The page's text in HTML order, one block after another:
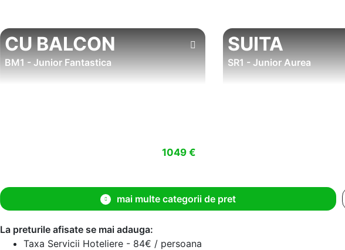
CU BALCON
BM1 - Junior Fantastica
1049 €
SUITA
SR1 - Junior Aurea
mai multe categorii de pret
La preturile afisate se mai adauga:
Taxa Servicii Hoteliere - 84€ / persoana